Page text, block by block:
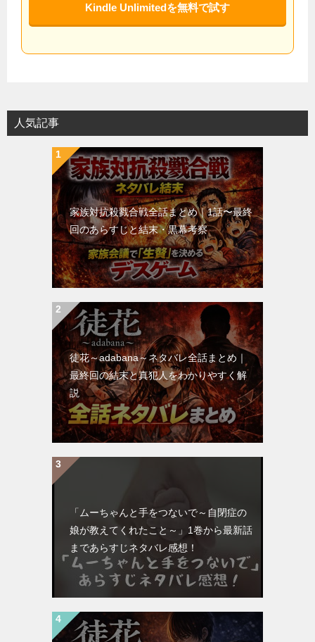
Kindle Unlimitedを無料で試す
人気記事
家族対抗殺戮合戦全話まとめ｜1話〜最終
回のあらすじと結末・黒幕考察
徒花～adabana～ネタバレ全話まとめ｜
最終回の結末と真犯人をわかりやすく解
説
「ムーちゃんと手をつないで～自閉症の
娘が教えてくれたこと～」1巻から最新話
まであらすじネタバレ感想！